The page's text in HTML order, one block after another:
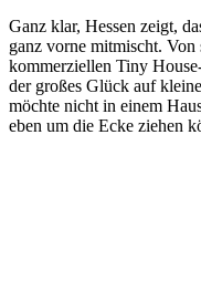
Ganz klar, Hessen zeigt,
ganz vorne mitmischt.
kommerziellen Tiny
der großes Glück auf
möchte nicht in einem
eben um die Ecke ziehen